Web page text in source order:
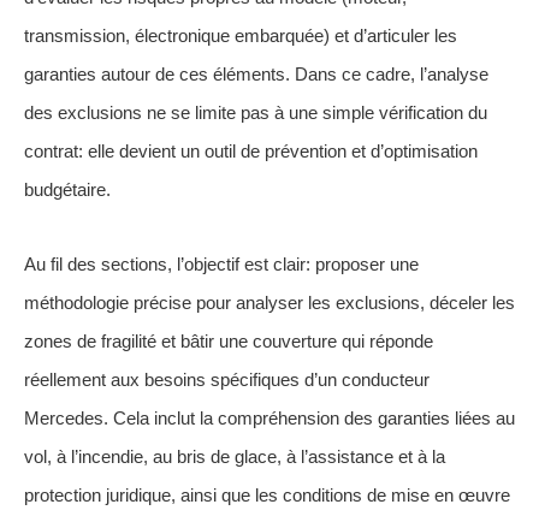
transmission, électronique embarquée) et d’articuler les
garanties autour de ces éléments. Dans ce cadre, l’analyse
des exclusions ne se limite pas à une simple vérification du
contrat: elle devient un outil de prévention et d’optimisation
budgétaire.
Au fil des sections, l’objectif est clair: proposer une
méthodologie précise pour analyser les exclusions, déceler les
zones de fragilité et bâtir une couverture qui réponde
réellement aux besoins spécifiques d’un conducteur
Mercedes. Cela inclut la compréhension des garanties liées au
vol, à l’incendie, au bris de glace, à l’assistance et à la
protection juridique, ainsi que les conditions de mise en œuvre